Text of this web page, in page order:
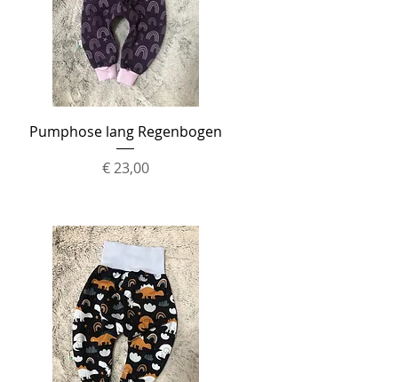
Schnellansicht
Pumphose lang Regenbogen
Preis
€ 23,00